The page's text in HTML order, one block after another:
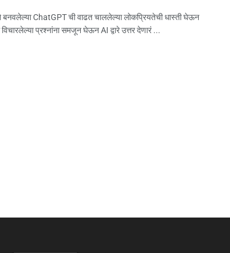
ChatGPT ची वाढत चाललेल्या लोकप्रियतेची धास्ती घेऊन
विचारलेल्या प्रश्नांना समजून घेऊन AI द्वारे उत्तर देणारं ...